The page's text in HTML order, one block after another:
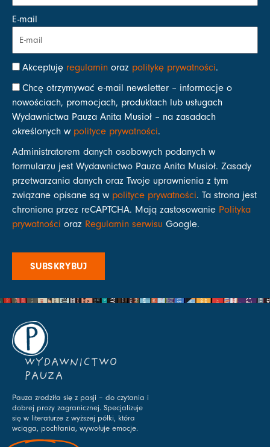
E-mail
Akceptuję regulamin oraz politykę prywatności.
Chcę otrzymywać e-mail newsletter – informacje o
nowościach, promocjach, produktach lub usługach
Wydawnictwa Pauza Anita Musioł – na zasadach
określonych w polityce prywatności.
Administratorem danych osobowych podanych w
formularzu jest Wydawnictwo Pauza Anita Musioł. Zasady
przetwarzania danych oraz Twoje uprawnienia z tym
związane opisane są w polityce prywatności. Ta strona jest
chroniona przez reCAPTCHA. Mają zastosowanie Polityka
prywatności oraz Regulamin serwisu Google.
SUBSKRYBUJ
WYDAWNICTWO
PAUZA
Pauza zrodziła się z pasji – do czytania i
dobrej prozy zagranicznej. Specjalizuje
się w literaturze z wyższej półki, która
wciąga, pochłania, wywołuje emocje.